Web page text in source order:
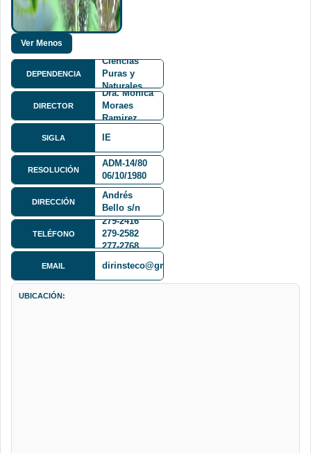
DEPENDENCIA
Ciencias
Puras y
Naturales
FCPN
DIRECTOR
Dra. Monica
Moraes
Ramirez
SIGLA IE
RESOLUCIÓN
ADM-14/80
06/10/1980
DIRECCIÓN
Calle 27 y
Andrés
Bello s/n
Cota Cota
TELÉFONO
279-2416
279-2582
277-2768
EMAIL dirinsteco@gmail.com
UBICACIÓN: